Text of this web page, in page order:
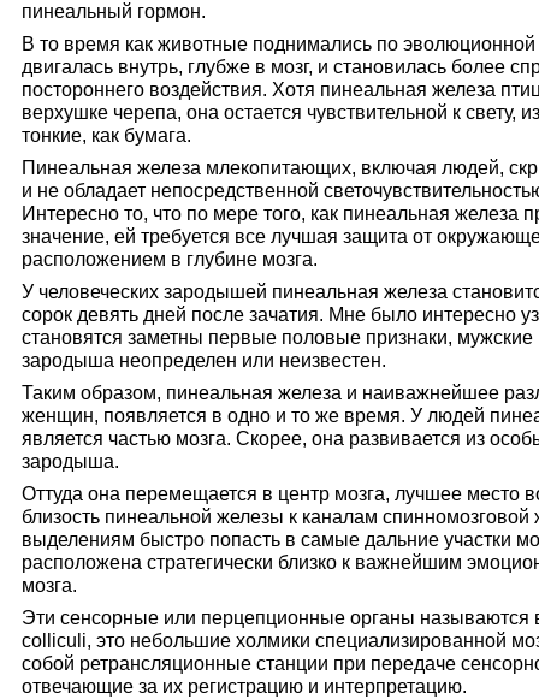
пинеальный гормон.
В то время как животные поднимались по
двигалась внутрь, глубже в мозг, и становилась более
постороннего воздействия. Хотя пинеальная железа
верхушке черепа, она остается чувствительной к свету,
тонкие, как бумага.
Пинеальная железа млекопитающих, включая людей,
и не обладает непосредственной
Интересно то, что по мере того, как пинеальная железа
значение, ей требуется все лучшая защита от
расположением в глубине мозга.
У человеческих зародышей пинеальная железа
сорок девять дней после зачатия. Мне было интересно
становятся заметны первые половые признаки, мужские
зародыша неопределен или неизвестен.
Таким образом, пинеальная железа и наиважнейшее
женщин, появляется в одно и то же время. У людей
является частью мозга. Скорее, она развивается из
зародыша.
Оттуда она перемещается в центр мозга, лучшее место
близость пинеальной железы к каналам спинномозговой
выделениям быстро попасть в самые дальние участки
расположена стратегически близко к важнейшим
мозга.
Эти сенсорные или перцепционные органы называются
colliculi, это небольшие холмики специализированной
собой ретрансляционные станции при передаче
отвечающие за их регистрацию и интерпретацию.